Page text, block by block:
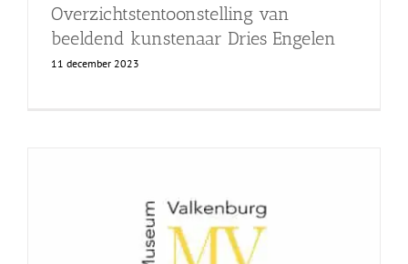
Overzichtstentoonstelling van
beeldend kunstenaar Dries Engelen
11 december 2023